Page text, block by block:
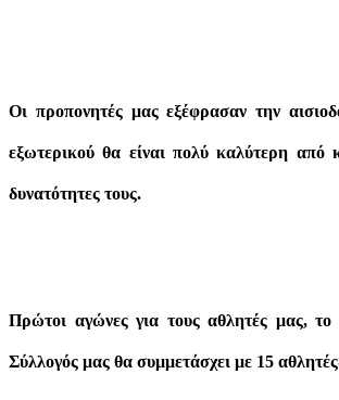
Οι προπονητές μας εξέφρασαν την
εξωτερικού θα είναι πολύ καλύτερη από
δυνατότητες τους.
Πρώτοι αγώνες για τους αθλητές
Σύλλογός μας θα συμμετάσχει με 15